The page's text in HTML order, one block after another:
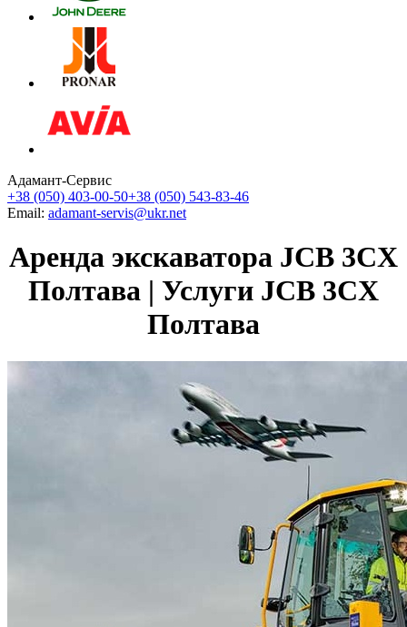
Адамант-Сервис
+38 (050) 403-00-50+38 (050) 543-83-46
Email: adamant-servis@ukr.net
Аренда экскаватора JCB 3CX
Полтава | Услуги JCB 3CX
Полтава